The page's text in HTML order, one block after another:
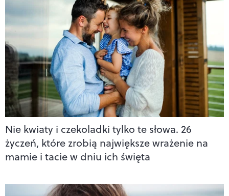
Nie kwiaty i czekoladki tylko te słowa. 26
życzeń, które zrobią największe wrażenie na
mamie i tacie w dniu ich święta